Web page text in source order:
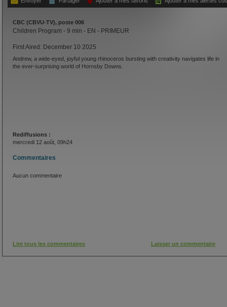
CBC (CBVU-TV), poste 006
Children Program - 9 min - EN - PRIMEUR
First Aired: December 10 2025
Andrew, a wide-eyed, joyful young rhinoceros bursting with creativity navigates life in
the ever-surprising world of Hornsby Downs.
Rediffusions :
mercredi 12 août, 09h24
Commentaires
Aucun commentaire
Lire tous les commentaires Laisser un commentaire